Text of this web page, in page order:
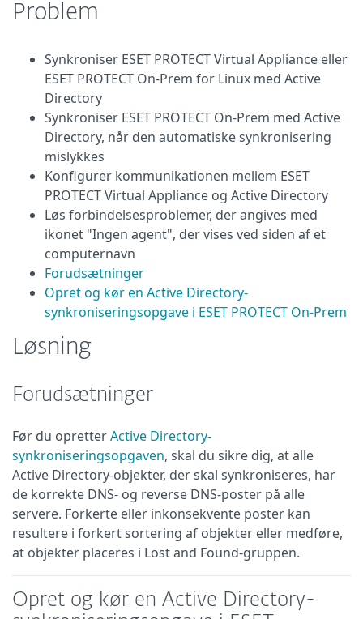
Problem
Synkroniser ESET PROTECT Virtual Appliance eller
ESET PROTECT On-Prem for Linux med Active
Directory
Synkroniser ESET PROTECT On-Prem med Active
Directory, når den automatiske synkronisering
mislykkes
Konfigurer kommunikationen mellem ESET
PROTECT Virtual Appliance og Active Directory
Løs forbindelsesproblemer, der angives med
ikonet "Ingen agent", der vises ved siden af et
computernavn
Forudsætninger
Opret og kør en Active Directory-
synkroniseringsopgave i ESET PROTECT On-Prem
Løsning
Forudsætninger
Før du opretterActive Directory-
synkroniseringsopgaven, skal du sikre dig, at alle
Active Directory-objekter, der skal synkroniseres, har
de korrekte DNS- og reverse DNS-poster på alle
servere. Forkerte eller inkonsekvente poster kan
resultere i forkert sortering af objekter eller medføre,
at objekter placeres i Lost and Found-gruppen.
Opret og kør en Active Directory-